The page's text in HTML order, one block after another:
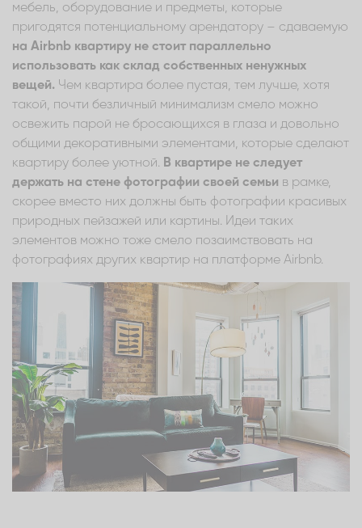
мебель, оборудование и предметы, которые
пригодятся потенциальному арендатору – сдаваемую
на Airbnb квартиру не стоит параллельно
использовать как склад собственных ненужных
вещей. Чем квартира более пустая, тем лучше, хотя
такой, почти безличный минимализм смело можно
освежить парой не бросающихся в глаза и довольно
общими декоративными элементами, которые сделают
квартиру более уютной. В квартире не следует
держать на стене фотографии своей семьи в рамке,
скорее вместо них должны быть фотографии красивых
природных пейзажей или картины. Идеи таких
элементов можно тоже смело позаимствовать на
фотографиях других квартир на платформе Airbnb.